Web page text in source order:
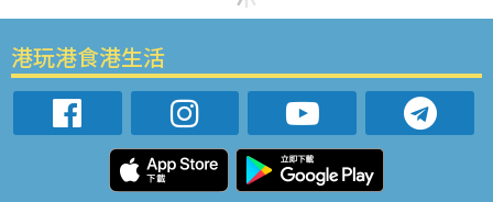
港玩港食港生活